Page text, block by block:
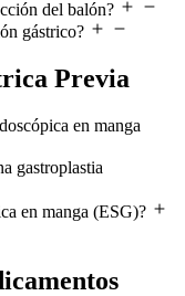
del balón?
gástrico?
Previa
en manga
gastroplastia
en manga (ESG)?